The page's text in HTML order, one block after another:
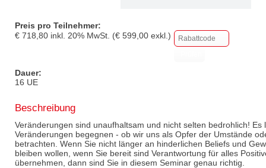
Preis pro Teilnehmer:
€ 718,80 inkl. 20% MwSt. (€ 599,00 exkl.)
Dauer:
16 UE
Beschreibung
Veränderungen sind unaufhaltsam und nicht selten bedrohlich! Es
Veränderungen begegnen - ob wir uns als Opfer der Umstände
betrachten. Wenn Sie nicht länger an hinderlichen Beliefs und
bleiben wollen, wenn Sie bereit sind Verantwortung für alles
übernehmen, dann sind Sie in diesem Seminar genau richtig.